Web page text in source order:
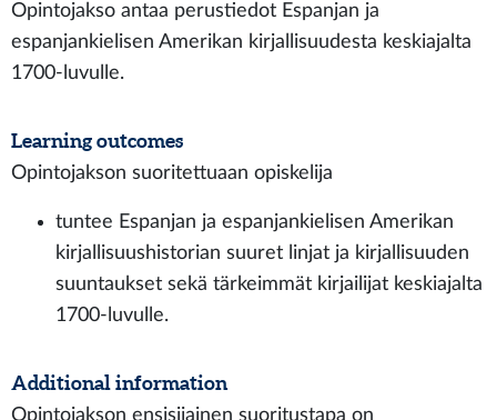
Opintojakso antaa perustiedot Espanjan ja
espanjankielisen Amerikan kirjallisuudesta keskiajalta
1700-luvulle.
Learning outcomes
Opintojakson suoritettuaan opiskelija
tuntee Espanjan ja espanjankielisen Amerikan
kirjallisuushistorian suuret linjat ja kirjallisuuden
suuntaukset sekä tärkeimmät kirjailijat keskiajalta
1700-luvulle.
Additional information
Opintojakson ensisijainen suoritustapa on